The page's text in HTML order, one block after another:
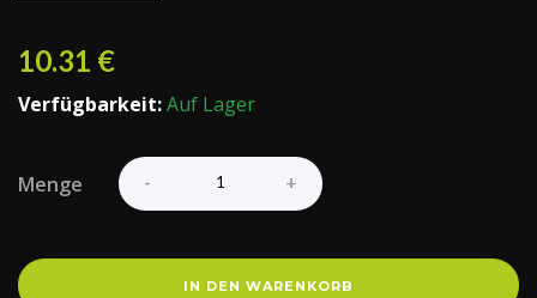
10.31 €
Verfügbarkeit:Auf Lager
Menge
IN DEN WARENKORB